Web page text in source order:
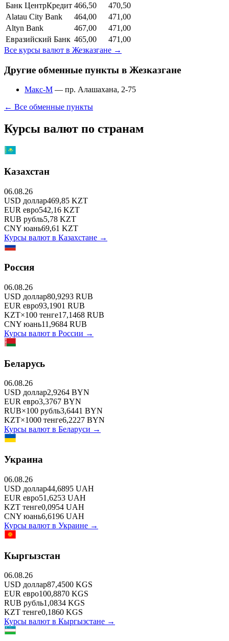
Банк ЦентрКредит 466,50
470,50
Alatau City Bank
464,00
471,00
Altyn Bank
467,00
471,00
Евразийский Банк 465,00
471,00
Все курсы валют в Жезказгане →
Другие обменные пункты в Жезказгане
Макс-М — пр. Алашахана, 2-75
← Все обменные пункты
Курсы валют по странам
Казахстан
06.08.26
USD доллар469,85 KZT
EUR евро542,16 KZT
RUB рубль5,78 KZT
CNY юань69,61 KZT
Курсы валют в Казахстане →
Россия
06.08.26
USD доллар80,9293 RUB
EUR евро93,1901 RUB
KZT×100 тенге17,1468 RUB
CNY юань11,9684 RUB
Курсы валют в России →
Беларусь
06.08.26
USD доллар2,9264 BYN
EUR евро3,3767 BYN
RUB×100 рубль3,6441 BYN
KZT×1000 тенге6,2227 BYN
Курсы валют в Беларуси →
Украина
06.08.26
USD доллар44,6895 UAH
EUR евро51,6253 UAH
KZT тенге0,0954 UAH
CNY юань6,6196 UAH
Курсы валют в Украине →
Кыргызстан
06.08.26
USD доллар87,4500 KGS
EUR евро100,8870 KGS
RUB рубль1,0834 KGS
KZT тенге0,1860 KGS
Курсы валют в Кыргызстане →